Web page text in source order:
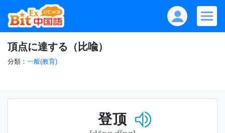
頂点に達する（比喩）
分類： 一般(教育)
登顶